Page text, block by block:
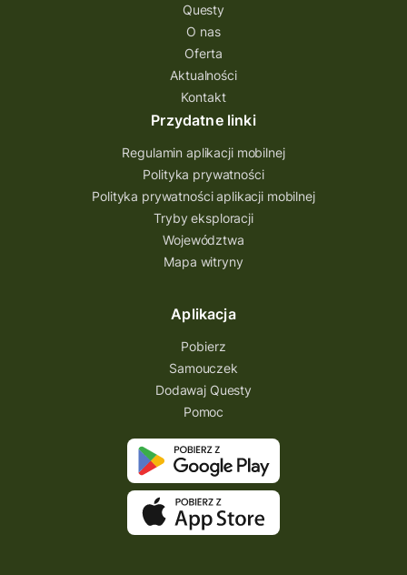
Quest Świętokrzyskie
quest na szlaku Przygody
Quest Bolestraszyce
Quest Arboretum
Przecław Quest
projekt
Partnerstwo Questingu
Park Etnograficzny w Tokarni
Park Etnograficzny
natura
mazowieckie
Hutniczy Ostrowiec
gry terenowe
gry edukacyjne
akademia questingu
zydzi
życzenia
ziemia lubaczowska
Zielona Góra
zawody questowe
Questy
O nas
Oferta
Aktualności
Kontakt
Przydatne linki
Regulamin aplikacji mobilnej
Polityka prywatności
Polityka prywatności aplikacji mobilnej
Tryby eksploracji
Województwa
Mapa witryny
Aplikacja
Pobierz
Samouczek
Dodawaj Questy
Pomoc